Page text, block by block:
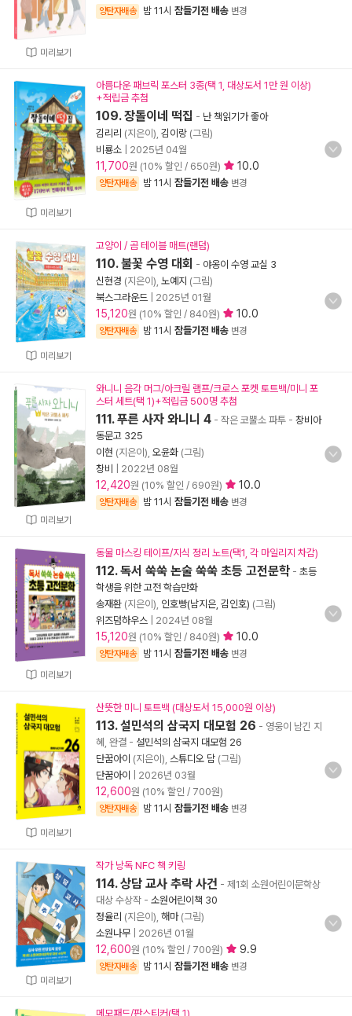
미리보기
양탄자배송 밤 11시 잠들기전 배송 변경
미리보기
아름다운 패브릭 포스터 3종(택 1, 대상도서 1만 원 이상)
+적립금 추첨
109. 장돌이네 떡집 - 난 책읽기가 좋아
김리리 (지은이), 김이랑 (그림)
비룡소
2025년 04월
11,700원 (10% 할인 / 650원) 10.0
양탄자배송 밤 11시 잠들기전 배송 변경
미리보기
고양이 / 곰 테이블 매트(랜덤)
110. 불꽃 수영 대회 - 야옹이 수영 교실 3
신현경 (지은이), 노예지 (그림)
북스그라운드
2025년 01월
15,120원 (10% 할인 / 840원) 10.0
양탄자배송 밤 11시 잠들기전 배송 변경
미리보기
와니니 음각 머그/아크릴 램프/크로스 포켓 토트백/미니 포
스터 세트(택 1)+적립금 500명 추첨
111. 푸른 사자 와니니 4 - 작은 코뿔소 파투 - 창비아
동문고 325
이현 (지은이), 오윤화 (그림)
창비
2022년 08월
12,420원 (10% 할인 / 690원) 10.0
양탄자배송 밤 11시 잠들기전 배송 변경
미리보기
동물 마스킹 테이프/지식 정리 노트(택1, 각 마일리지 차감)
112. 독서 쑥쑥 논술 쑥쑥 초등 고전문학 - 초등
학생을 위한 고전 학습만화
송재환 (지은이), 인호빵(남지은, 김인호) (그림)
위즈덤하우스
2024년 08월
15,120원 (10% 할인 / 840원) 10.0
양탄자배송 밤 11시 잠들기전 배송 변경
미리보기
산뜻한 미니 토트백 (대상도서 15,000원 이상)
113. 설민석의 삼국지 대모험 26 - 영웅이 남긴 지
혜, 완결 - 설민석의 삼국지 대모험 26
단꿈아이 (지은이), 스튜디오 담 (그림)
단꿈아이
2026년 03월
12,600원 (10% 할인 / 700원)
양탄자배송 밤 11시 잠들기전 배송 변경
미리보기
작가 낭독 NFC 책 키링
114. 상담 교사 추락 사건 - 제1회 소원어린이문학상
대상 수상작 - 소원어린이책 30
정율리 (지은이), 해마(그림)
소원나무
2026년 01월
12,600원 (10% 할인 / 700원) 9.9
양탄자배송 밤 11시 잠들기전 배송 변경
메모패드/판스티커(택 1)